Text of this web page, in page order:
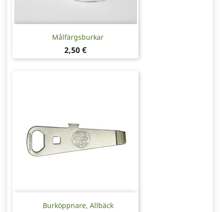
Målfärgsburkar
Pris
2,50 €
Burköppnare, Allbäck